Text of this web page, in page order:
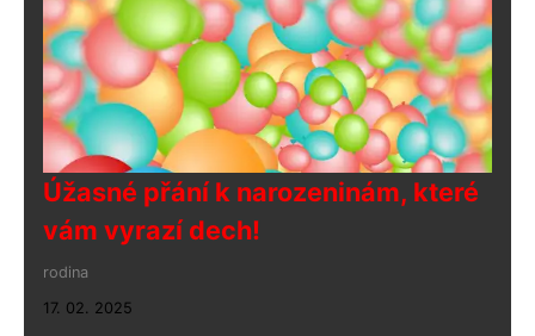
Úžasné přání k narozeninám, které
vám vyrazí dech!
rodina
17. 02. 2025